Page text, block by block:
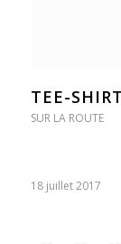
TEE-
SUR LA ROUTE
18 juillet 2017